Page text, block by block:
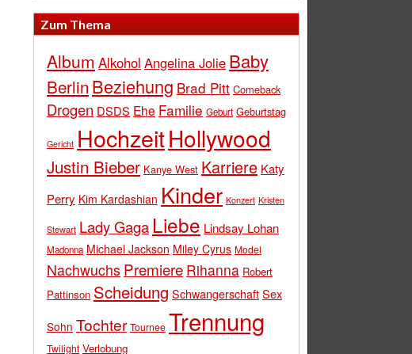
Zum Thema
Album Alkohol Angelina Jolie Baby
Berlin Beziehung Brad Pitt Comeback
Drogen DSDS Ehe Familie Geburt Geburtstag
Gericht HochzeitHollywood
Justin Bieber Kanye West Karriere Katy
Perry Kim Kardashian Kinder Konzert Kristen
Stewart Lady Gaga Liebe Lindsay Lohan
Madonna Michael Jackson Miley Cyrus Model
Nachwuchs Premiere Rihanna Robert
Pattinson Scheidung SchwangerschaftSex
Sohn Tochter Tournee Trennung
Twilight Verlobung